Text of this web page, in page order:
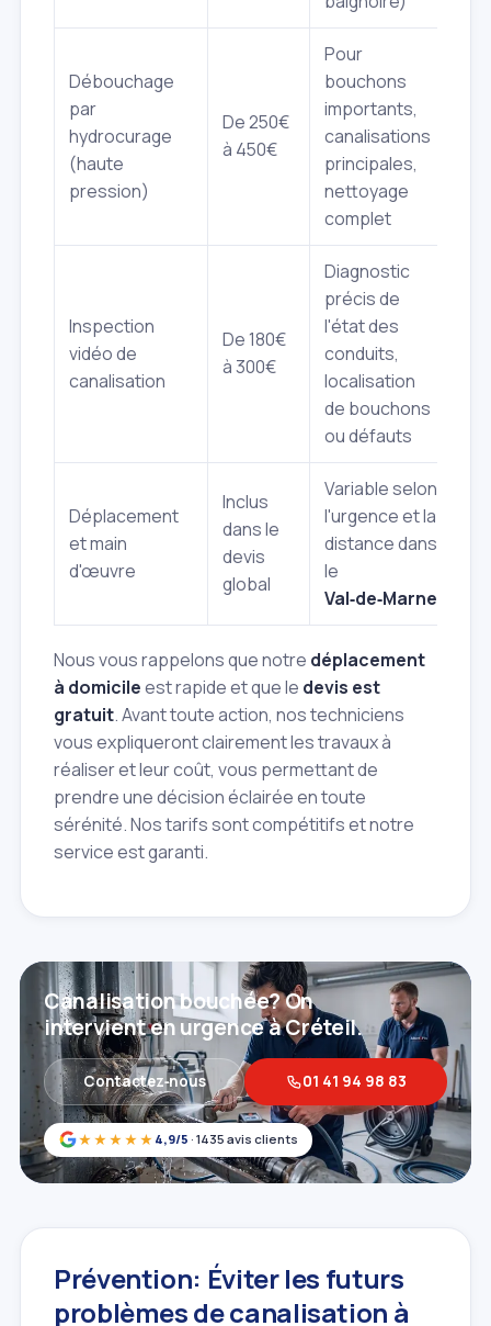
Débouchage
par
hydrocurage
(haute
pression)
De 250€
à 450€
Pour
bouchons
importants,
canalisations
principales,
nettoyage
complet
Inspection
vidéo de
canalisation
De 180€
à 300€
Diagnostic
précis de
l'état des
conduits,
localisation
de bouchons
ou défauts
Déplacement
et main
d'œuvre
Inclus
dans le
devis
global
Variable selon
l'urgence et la
distance dans
le
Val‑de‑Marne
Nous vous rappelons que notre déplacement
à domicileest rapide et que le devis est
gratuit. Avant toute action, nos techniciens
vous expliqueront clairement les travaux à
réaliser et leur coût, vous permettant de
prendre une décision éclairée en toute
sérénité. Nos tarifs sont compétitifs et notre
service est garanti.
★★★★★ 4,9/5 · 1435 avis clients
Canalisation bouchée? On
intervient en urgence à Créteil.
Contactez‑nous 01 41 94 98 83
Prévention: Éviter les futurs
problèmes de canalisation à